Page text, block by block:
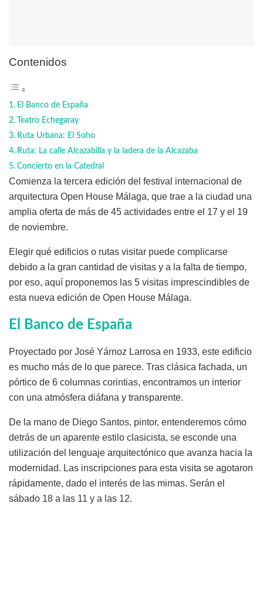
Contenidos
El Banco de España
Teatro Echegaray
Ruta Urbana: El Soho
Ruta: La calle Alcazabilla y la ladera de la Alcazaba
Concierto en la Catedral
Comienza la tercera edición del festival internacional de
arquitectura Open House Málaga, que trae a la ciudad una
amplia oferta de más de 45 actividades entre el 17 y el 19
de noviembre.
Elegir qué edificios o rutas visitar puede complicarse
debido a la gran cantidad de visitas y a la falta de tiempo,
por eso, aquí proponemos las 5 visitas imprescindibles de
esta nueva edición de Open House Málaga.
El Banco de España
Proyectado por José Yárnoz Larrosa en 1933, este edificio
es mucho más de lo que parece. Tras clásica fachada, un
pórtico de 6 columnas corintias, encontramos un interior
con una atmósfera diáfana y transparente.
De la mano de Diego Santos, pintor, entenderemos cómo
detrás de un aparente estilo clasicista, se esconde una
utilización del lenguaje arquitectónico que avanza hacia la
modernidad. Las inscripciones para esta visita se agotaron
rápidamente, dado el interés de las mimas. Serán el
sábado 18 a las 11 y a las 12.